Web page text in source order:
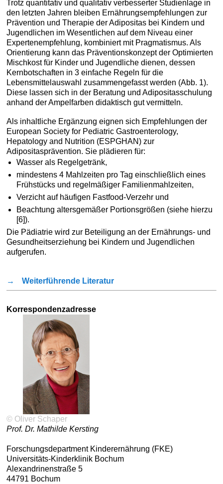
Trotz quantitativ und qualitativ verbesserter Studienlage in
den letzten Jahren bleiben Ernährungsempfehlungen zur
Prävention und Therapie der Adipositas bei Kindern und
Jugendlichen im Wesentlichen auf dem Niveau einer
Expertenempfehlung, kombiniert mit Pragmatismus. Als
Orientierung kann das Präventionskonzept der Optimierten
Mischkost für Kinder und Jugendliche dienen, dessen
Kernbotschaften in 3 einfache Regeln für die
Lebensmittelauswahl zusammengefasst werden (Abb. 1).
Diese lassen sich in der Beratung und Adipositasschulung
anhand der Ampelfarben didaktisch gut vermitteln.
Als inhaltliche Ergänzung eignen sich Empfehlungen der
European Society for Pediatric Gastroenterology,
Hepatology and Nutrition (ESPGHAN) zur
Adipositasprävention. Sie plädieren für:
Wasser als Regelgetränk,
mindestens 4 Mahlzeiten pro Tag einschließlich eines
Frühstücks und regelmäßiger Familienmahlzeiten,
Verzicht auf häufigen Fastfood-Verzehr und
Beachtung altersgemäßer Portionsgrößen (siehe hierzu
[6]).
Die Pädiatrie wird zur Beteiligung an der Ernährungs- und
Gesundheitserziehung bei Kindern und Jugendlichen
aufgerufen.
→ Weiterführende Literatur
Korrespondenzadresse
© Oliver Schaper
Prof. Dr. Mathilde Kersting
Forschungsdepartment Kinderernährung (FKE)
Universitäts-Kinderklinik Bochum
Alexandrinenstraße 5
44791 Bochum